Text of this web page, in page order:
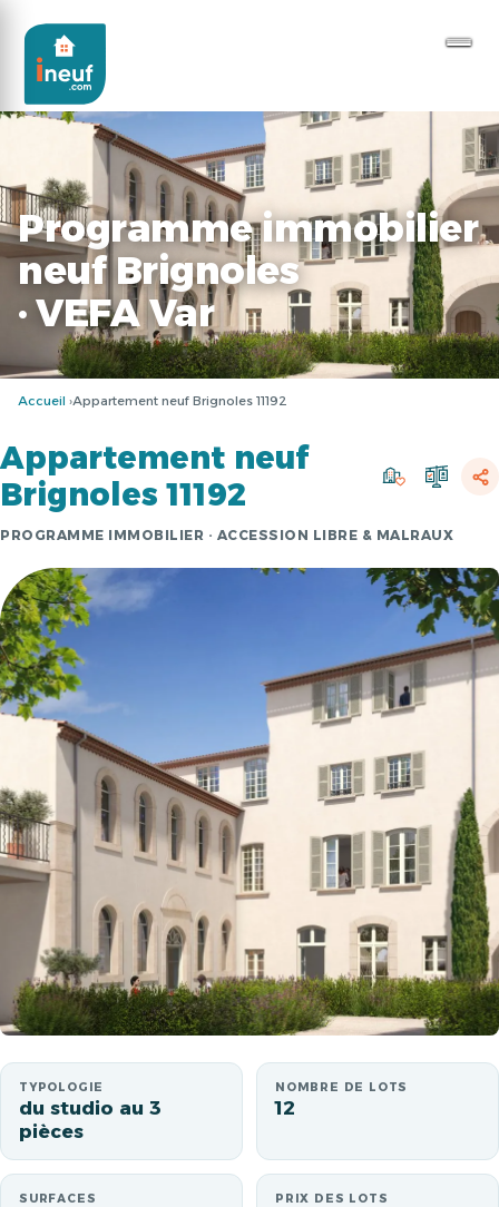
Programme immobilier
neuf Brignoles
· VEFA Var
Accueil Appartement neuf Brignoles 11192
Appartement neuf
Brignoles 11192
PROGRAMME IMMOBILIER · ACCESSION LIBRE & MALRAUX
TYPOLOGIE
du studio au 3
pièces
NOMBRE DE LOTS
12
SURFACES PRIX DES LOTS